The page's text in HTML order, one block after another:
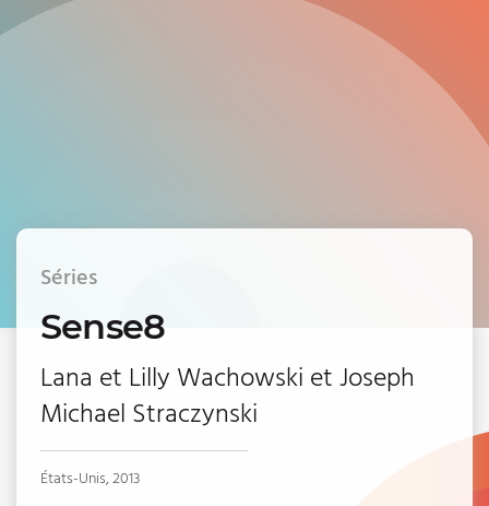
Séries
Sense8
Lana et Lilly Wachowski et Joseph
Michael Straczynski
États-Unis, 2013